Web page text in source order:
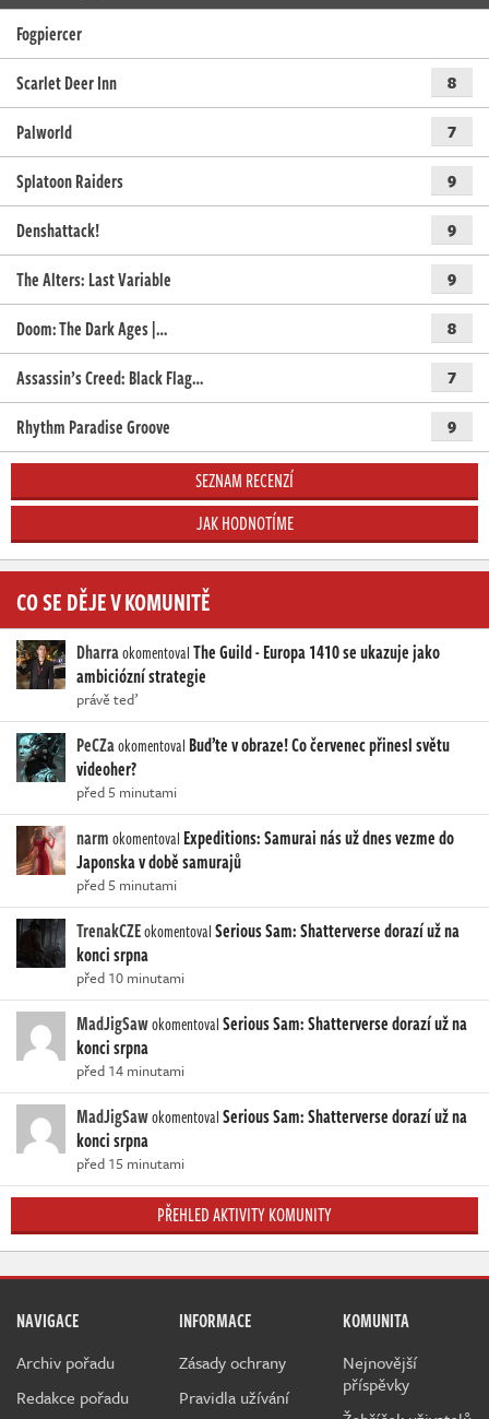
Fogpiercer
Scarlet Deer Inn
8
Palworld 7
Splatoon Raiders 9
Denshattack! 9
The Alters: Last Variable 9
Doom: The Dark Ages |… 8
Assassin’s Creed: Black Flag… 7
Rhythm Paradise Groove 9
SEZNAM RECENZÍ
JAK HODNOTÍME
CO SE DĚJE V KOMUNITĚ
DharraokomentovalThe Guild - Europa 1410 se ukazuje jako
ambiciózní strategie
právě teď
PeCZaokomentoval Buďte v obraze! Co červenec přinesl světu
videoher?
před 5 minutami
narmokomentoval Expeditions: Samurai nás už dnes vezme do
Japonska v době samurajů
před 5 minutami
TrenakCZEokomentovalSerious Sam: Shatterverse dorazí už na
konci srpna
před 10 minutami
MadJigSawokomentovalSerious Sam: Shatterverse dorazí už na
konci srpna
před 14 minutami
MadJigSawokomentovalSerious Sam: Shatterverse dorazí už na
konci srpna
před 15 minutami
PŘEHLED AKTIVITY KOMUNITY
NAVIGACE
Archiv pořadu
Redakce pořadu
INFORMACE
Zásady ochrany
Pravidla užívání
KOMUNITA
Nejnovější
příspěvky